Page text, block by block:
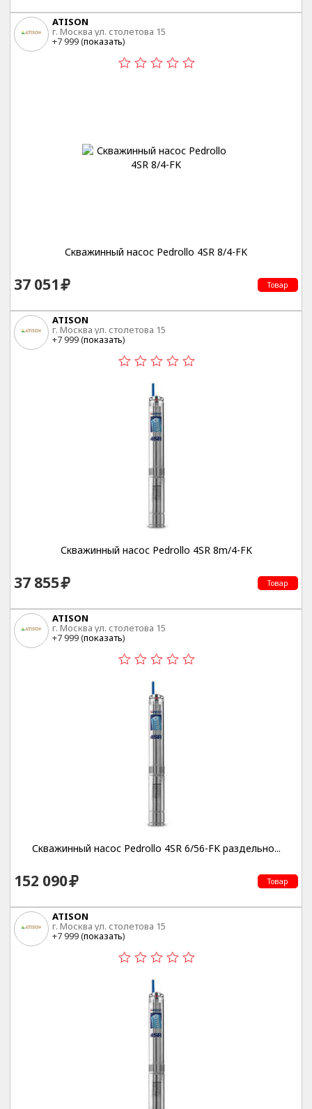
ATISON
г. Москва ул. столетова 15
+7 999 (показать)
Скважинный насос Pedrollo 4SR 8/4-FK
37 051 Товар
ATISON
г. Москва ул. столетова 15
+7 999 (показать)
Скважинный насос Pedrollo 4SR 8m/4-FK
37 855 Товар
ATISON
г. Москва ул. столетова 15
+7 999 (показать)
Скважинный насос Pedrollo 4SR 6/56-FK раздельно...
152 090 Товар
ATISON
г. Москва ул. столетова 15
+7 999 (показать)